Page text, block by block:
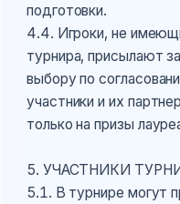
подготовки.
4.4. Игроки, не
турнира, присылают
выбору по
участники и их
только на призы
5. УЧАСТНИКИ
5.1. В турнире могут